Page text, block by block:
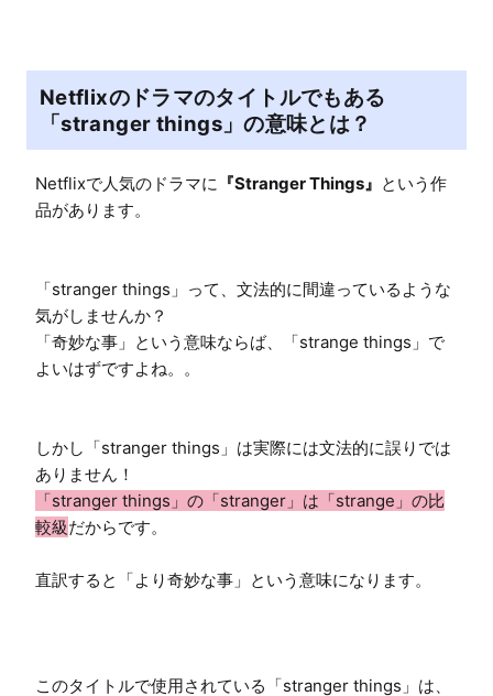
Netflixのドラマのタイトルでもある
「stranger things」の意味とは？
Netflixで人気のドラマに 『Stranger Things』 という作
品があります。
「stranger things」って、文法的に間違っているような
気がしませんか？
「奇妙な事」という意味ならば、「strange things」で
よいはずですよね。。
しかし「stranger things」は実際には文法的に誤りでは
「stranger things」の「stranger」は「strange」の比
較級だからです。
直訳すると「より奇妙な事」という意味になります。
このタイトルで使用されている「stranger things」は、